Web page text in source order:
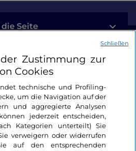
Seite
Zustimmung zur
Cookies
technische und Profiling-
um die Navigation auf der
und aggregierte Analysen
jederzeit entscheiden,
Kategorien unterteilt) Sie
verweigern oder widerrufen
auf den entsprechenden
Schließen